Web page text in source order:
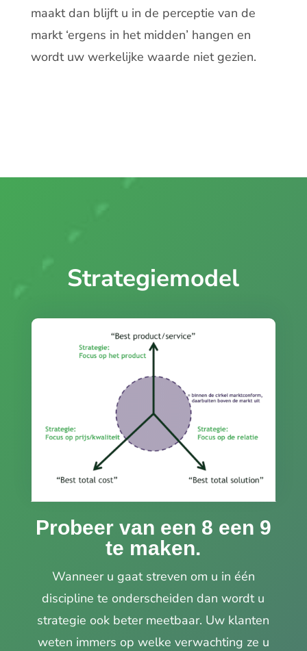
maakt dan blijft u in de perceptie van de
markt ‘ergens in het midden’ hangen en
wordt uw werkelijke waarde niet gezien.
Strategiemodel
Probeer van een 8 een 9
te maken.
Wanneer u gaat streven om u in één
discipline te onderscheiden dan wordt u
strategie ook beter meetbaar. Uw klanten
weten immers op welke verwachting ze u